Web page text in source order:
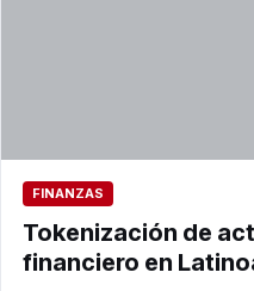
FINANZAS
Tokenización de
financiero en